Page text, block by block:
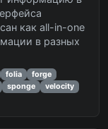
как all-in-one
в разных
folia
forge
sponge
velocity